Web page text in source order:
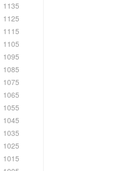
1135
1125
1115
1105
1095
1085
1075
1065
1055
1045
1035
1025
1015